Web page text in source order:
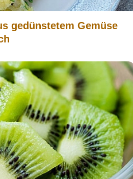
gedünstetem Gemüse